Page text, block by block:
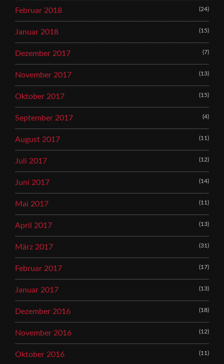
Februar 2018 (24)
Januar 2018 (15)
Dezember 2017 (7)
November 2017 (13)
Oktober 2017 (15)
September 2017 (4)
August 2017 (11)
Juli 2017 (12)
Juni 2017 (14)
Mai 2017 (11)
April 2017 (13)
März 2017 (31)
Februar 2017 (17)
Januar 2017 (13)
Dezember 2016 (18)
November 2016 (12)
Oktober 2016 (11)